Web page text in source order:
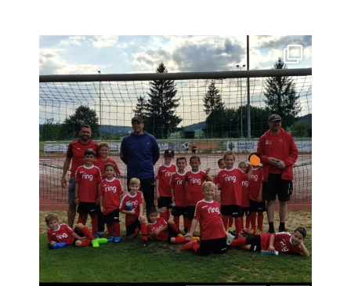
tsv_1904_welden_offiziell
Juli 21
51 0